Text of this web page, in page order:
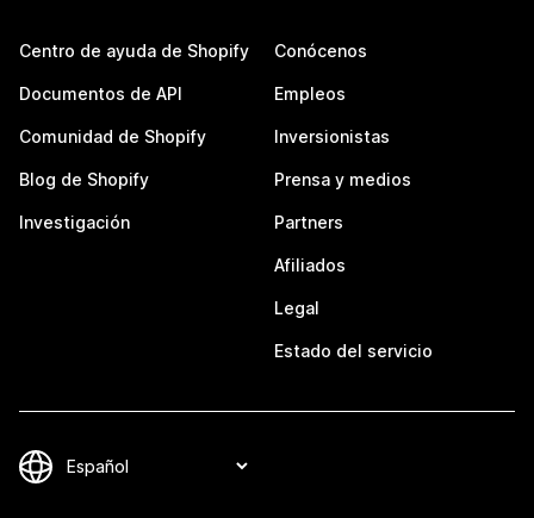
Centro de ayuda de Shopify
Documentos de API
Comunidad de Shopify
Blog de Shopify
Investigación
Conócenos
Empleos
Inversionistas
Prensa y medios
Partners
Afiliados
Legal
Estado del servicio